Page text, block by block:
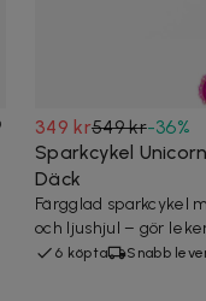
349 kr549 kr-36%
Sparkcykel
Däck
Färgglad sparkcykel
och ljushjul – gör
6 köpta Snabb